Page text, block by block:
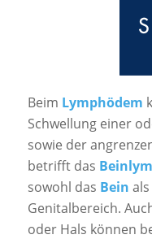
Beim Lymphödem
Schwellung einer
sowie der
betrifft das
sowohl das Bein
Genitalbereich.
oder Hals können